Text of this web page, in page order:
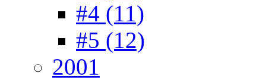
#4 (11)
#5 (12)
2001